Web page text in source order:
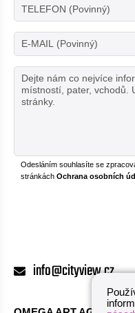
info@cityview.cz
Odesláním souhlasíte se
stránkách Ochrana osobních